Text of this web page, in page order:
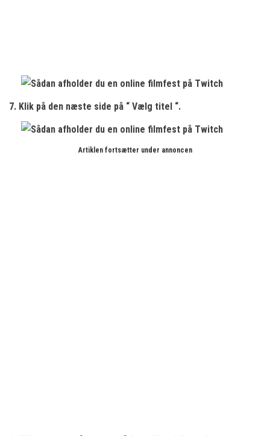
7. Klik på den næste side på “ Vælg titel “.
Artiklen fortsætter under annoncen